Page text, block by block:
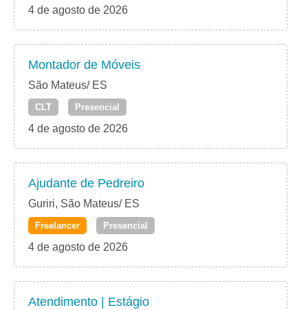
4 de agosto de 2026
Montador de Móveis
São Mateus/ ES
CLT Presencial
4 de agosto de 2026
Ajudante de Pedreiro
Guriri, São Mateus/ ES
Freelancer Presencial
4 de agosto de 2026
Atendimento | Estágio